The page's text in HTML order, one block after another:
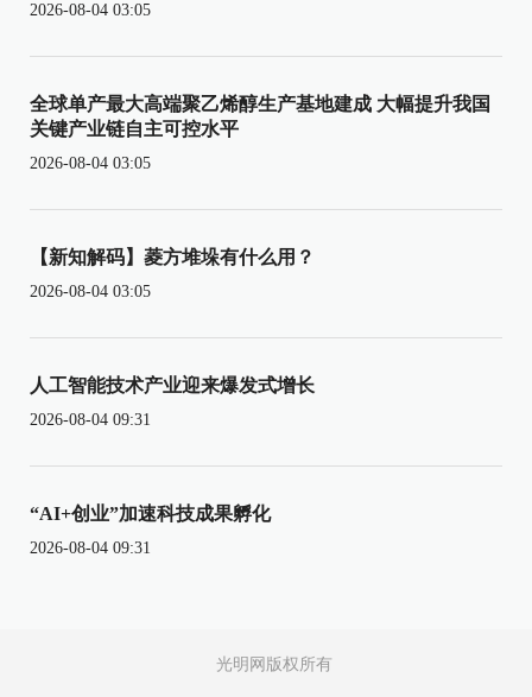
2026-08-04 03:05
全球单产最大高端聚乙烯醇生产基地建成 大幅提升我国
关键产业链自主可控水平
2026-08-04 03:05
【新知解码】菱方堆垛有什么用？
2026-08-04 03:05
人工智能技术产业迎来爆发式增长
2026-08-04 09:31
“AI+创业”加速科技成果孵化
2026-08-04 09:31
光明网版权所有